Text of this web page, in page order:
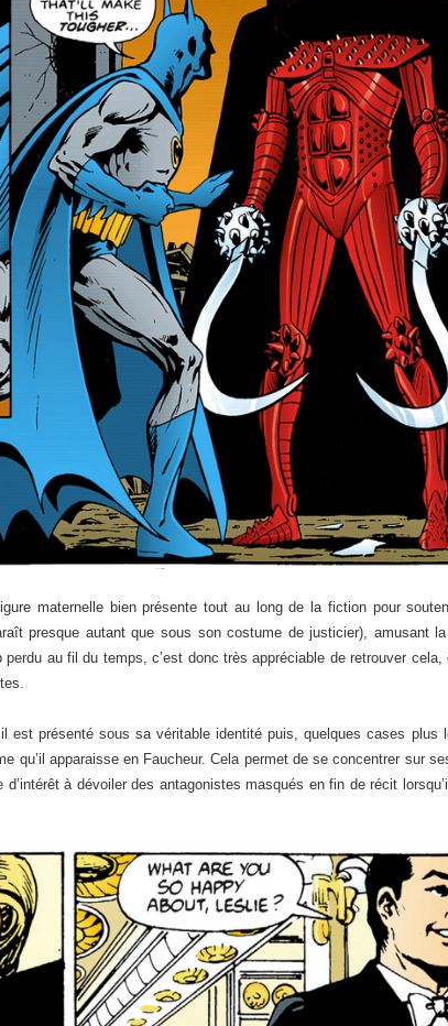
maternelle bien présente tout au long de la fiction pour
presque autant que sous son costume de justicier), amusant
au fil du temps, c’est donc très appréciable de retrouver
est présenté sous sa véritable identité puis, quelques cases plus
qu’il apparaisse en Faucheur. Cela permet de se concentrer sur
à dévoiler des antagonistes masqués en fin de récit